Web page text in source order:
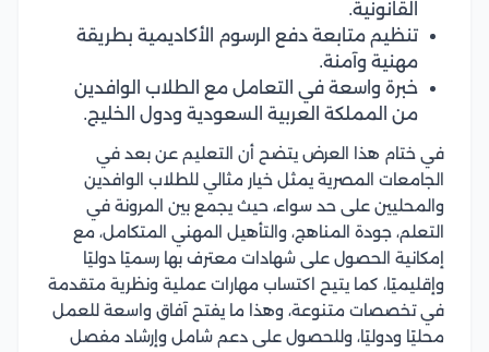
القانونية.
تنظيم متابعة دفع الرسوم الأكاديمية بطريقة
مهنية وآمنة.
خبرة واسعة في التعامل مع الطلاب الوافدين
من المملكة العربية السعودية ودول الخليج.
في ختام هذا العرض يتضح أن التعليم عن بعد في
الجامعات المصرية يمثل خيار مثالي للطلاب الوافدين
والمحليين على حد سواء، حيث يجمع بين المرونة في
التعلم، جودة المناهج، والتأهيل المهني المتكامل، مع
إمكانية الحصول على شهادات معترف بها رسميًا دوليًا
وإقليميًا، كما يتيح اكتساب مهارات عملية ونظرية متقدمة
في تخصصات متنوعة، وهذا ما يفتح آفاق واسعة للعمل
محليًا ودوليًا، وللحصول على دعم شامل وإرشاد مفصل